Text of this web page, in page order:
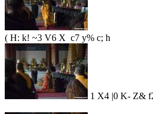
( H: k! ~3 V6 X c7 y% c; h
1 X4 |0 K- Z&